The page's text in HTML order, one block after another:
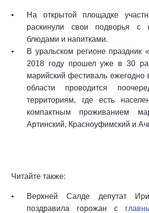
На открытой площадке
раскинули свои подворья с
блюдами и напитками.
В уральском регионе праздник
2018 году прошел уже в 30
марийский фестиваль ежегодно
области проводится
территориям, где есть
компактным проживанием
Артинский, Красноуфимский и
Читайте также:
Верхней Салде депутат
поздравила горожан с